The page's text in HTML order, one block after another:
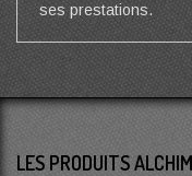
ses prestations.
LES PRODUITS